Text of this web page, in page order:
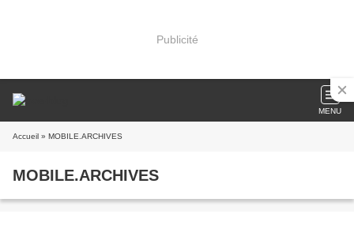
Publicité
MENU
Accueil » MOBILE.ARCHIVES
MOBILE.ARCHIVES